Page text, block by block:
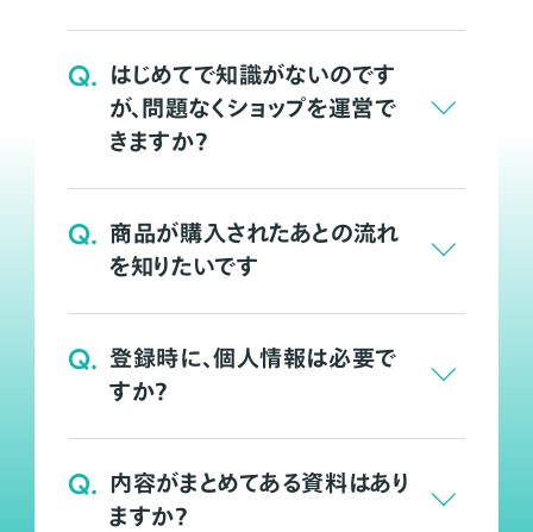
Q. はじめてで知識がないのです
が、問題なくショップを運営で
きますか？
Q. 商品が購入されたあとの流れ
を知りたいです
Q. 登録時に、個人情報は必要で
すか？
Q. 内容がまとめてある資料はあり
ますか？